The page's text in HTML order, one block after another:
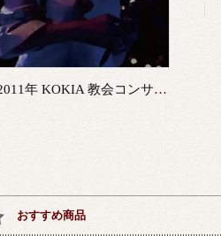
2011年 KOKIA 教会コンサートDVD「music like a prayer」
おすすめ商品